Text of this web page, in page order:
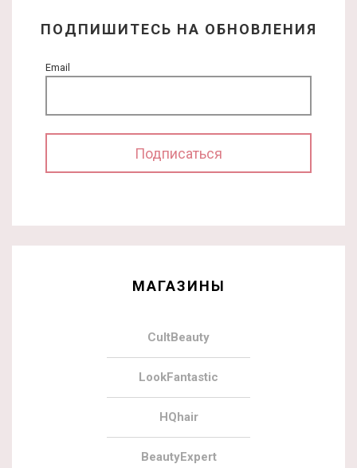
ПОДПИШИТЕСЬ НА ОБНОВЛЕНИЯ
Email
МАГАЗИНЫ
CultBeauty
LookFantastic
HQhair
BeautyExpert